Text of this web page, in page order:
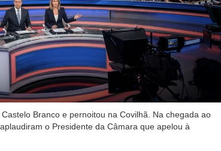
Branco e pernoitou na Covilhã. Na chegada ao
o Presidente da Câmara que apelou à